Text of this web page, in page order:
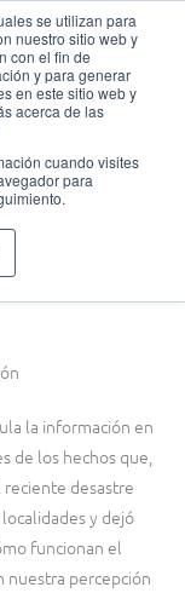
se utilizan para
nuestro sitio web y
con el fin de
y para generar
en este sitio web y
acerca de las
cuando visites
para
la información en
de los hechos que,
reciente desastre
y dejó
funcionan el
nuestra percepción